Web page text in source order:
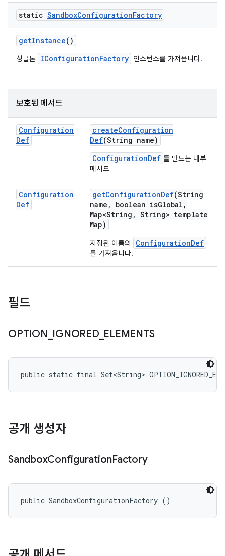
static SandboxConfigurationFactory
getInstance()
싱글톤 IConfigurationFactory 인스턴스를 가져옵니다.
보호된 메서드
Configuration
Def
createConfiguration
Def(String name)
ConfigurationDef 를 만드는 내부
메서드
Configuration
Def
getConfigurationDef(String
name , boolean isGlobal ,
Map<String , String> template
Map)
지정된 이름의 ConfigurationDef
를 가져옵니다.
필드
OPTION IGNORED_ ELEMENTS
public static final Set<String>
공개 생성자
SandboxConfigurationFactory
public SandboxConfigurationFactory ()